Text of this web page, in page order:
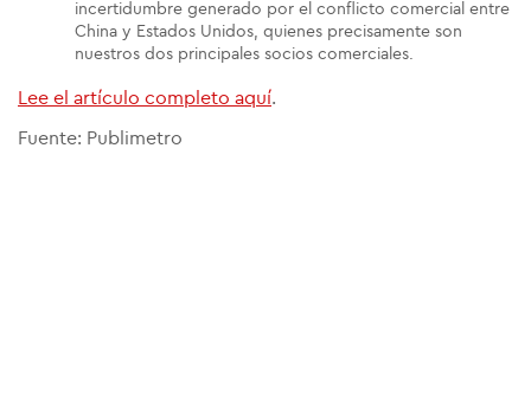
incertidumbre generado por el conflicto comercial entre
China y Estados Unidos, quienes precisamente son
nuestros dos principales socios comerciales.
Lee el artículo completo aquí.
Fuente: Publimetro